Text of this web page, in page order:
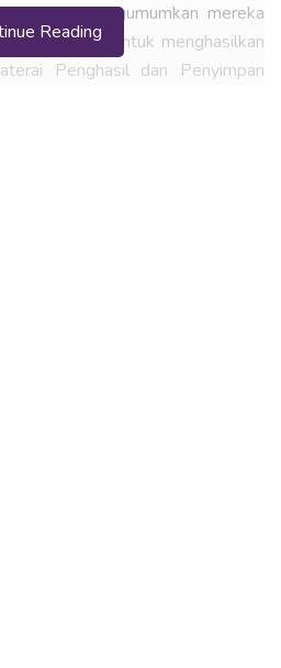
Musk mengumumkan mereka
rumah untuk menghasilkan
Penghasil dan Penyimpan
Reading